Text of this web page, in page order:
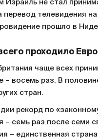
не стал
перевод телевидения
прошло в
проходило
чаще всех
– восемь раз. В
стран.
рекорд по
– семь раз после семи
– единственная